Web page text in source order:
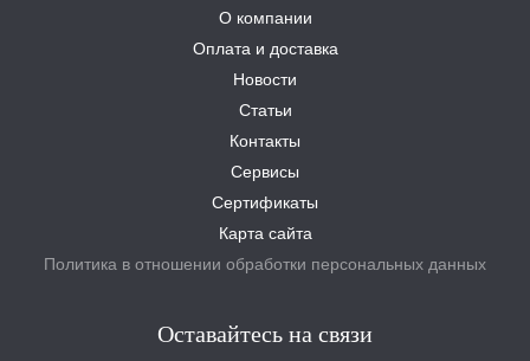
О компании
Оплата и доставка
Новости
Статьи
Контакты
Сервисы
Сертификаты
Карта сайта
Политика в отношении обработки персональных данных
Оставайтесь на связи